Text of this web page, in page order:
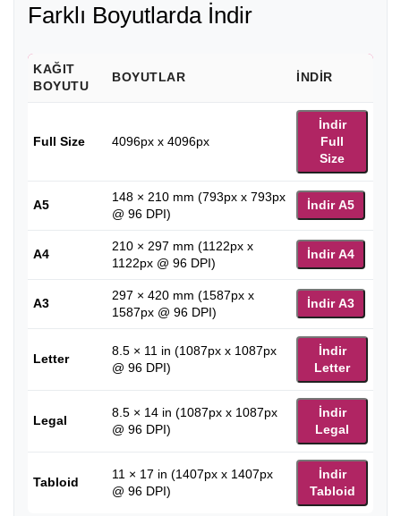
Farklı Boyutlarda İndir
KAĞIT
BOYUTU
BOYUTLAR İNDIR
Full Size 4096px x 4096px
İndir
Full
Size
A5
148 × 210 mm (793px x 793px
@ 96 DPI)
İndir A5
A4
210 × 297 mm (1122px x
1122px @ 96 DPI)
İndir A4
A3
297 × 420 mm (1587px x
1587px @ 96 DPI)
İndir A3
Letter
8.5 × 11 in (1087px x 1087px
@ 96 DPI)
İndir
Letter
Legal
8.5 × 14 in (1087px x 1087px
@ 96 DPI)
İndir
Legal
Tabloid
11 × 17 in (1407px x 1407px
@ 96 DPI)
İndir
Tabloid